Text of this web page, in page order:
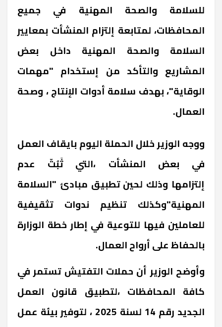
للسلامة والصحة المهنية في جميع
المحافظات، لمتابعة إلتزام المنشأت بمعايير
السلامة والصحة المهنية داخل بعض
المشاريع والتأكد من إستخدام "مهمات
الوقاية"، بهدف سلامة أدوات الإنتاج ، وصحة
العمال.
ووجه الوزير خلال الحملة اليوم بايقاف العمل
في بعض المنشأت ،التي ثَبُتّ عدم
إلتزامها وذلك لحين تطبيق مبادئ "السلامة
المهنية"وكذلك تنظيم ندوات تثقيفية
للعاملين فيها للتوعية في إطار خطة الوزارة
بالحفاظ على أرواح العمال.
وأوضح الوزير أن حملات التفتيش تستمر في
كافة المحافظات ،لتطبيق قانون العمل
الجديد رقم 14 لسنة 2025 ، لتوفير بيئة عمل